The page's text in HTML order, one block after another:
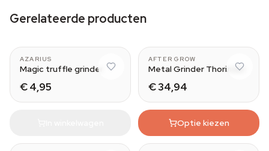
Gerelateerde producten
AZARIUS
Magic truffle grinder
€ 4,95
AFTER GROW
Metal Grinder Thorinder
€ 34,94
Optie kiezen